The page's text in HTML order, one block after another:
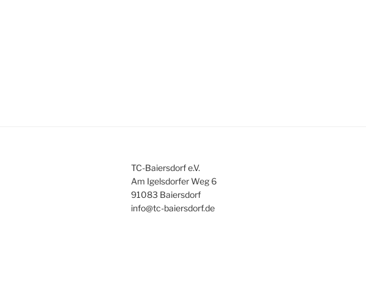
TC-Baiersdorf e.V.
Am Igelsdorfer Weg 6
91083 Baiersdorf
info@tc-baiersdorf.de